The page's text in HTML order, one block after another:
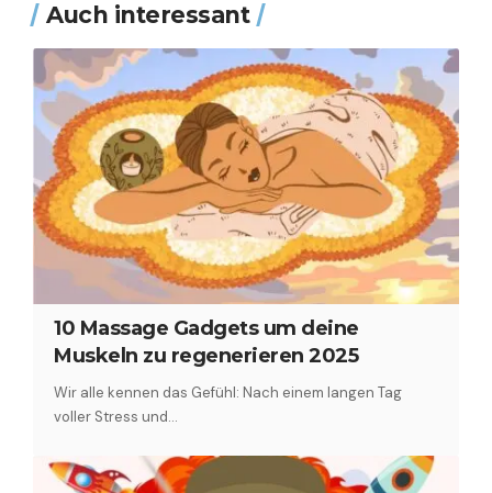
Auch interessant
10 Massage Gadgets um deine
Muskeln zu regenerieren 2025
Wir alle kennen das Gefühl: Nach einem langen Tag
voller Stress und…